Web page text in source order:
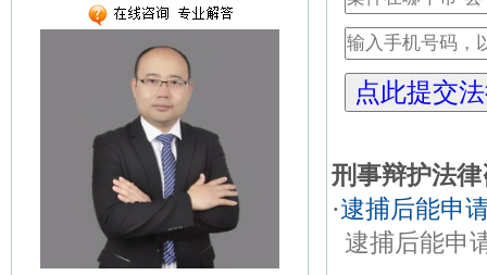
刑事辩护法
·逮捕后能申
逮捕后能申